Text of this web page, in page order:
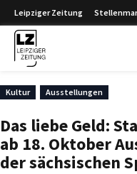
Leipziger Zeitung
Kultur Ausstellungen
Das liebe Geld:
ab 18. Oktober
der sächsischen